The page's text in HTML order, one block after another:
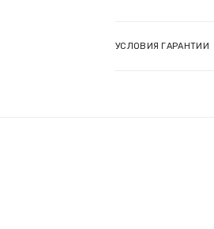
УСЛОВИЯ ГАРАНТИИ